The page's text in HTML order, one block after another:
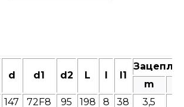
d d1 d2 L l1
m
147 72F8 95 198 8 38 3,5